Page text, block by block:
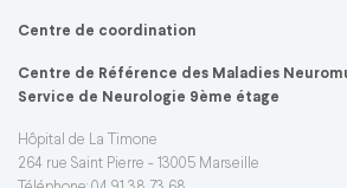
Centre de coordination
Centre de Référence des Maladies
Service de Neurologie 9ème étage
Hôpital de La Timone
264 rue Saint Pierre - 13005 Marseille